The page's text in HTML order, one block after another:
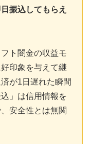
振込してもらえ
ト闇金の収益モ
印象を与えて継
が1日遅れた瞬間
」は信用情報を
安全性とは無関